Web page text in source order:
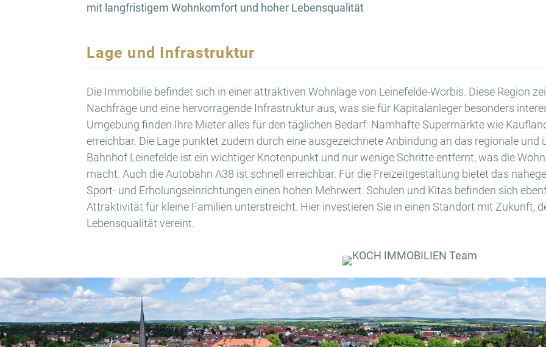
mit langfristigem Wohnkomfort und hoher Lebensqualität
Lage und Infrastruktur
Die Immobilie befindet sich in einer attraktiven Wohnlage von Leinefelde-Worbis. Diese Region
Nachfrage und eine hervorragende Infrastruktur aus, was sie für Kapitalanleger besonders
Umgebung finden Ihre Mieter alles für den täglichen Bedarf: Namhafte Supermärkte wie
erreichbar. Die Lage punktet zudem durch eine ausgezeichnete Anbindung an das regionale und
Bahnhof Leinefelde ist ein wichtiger Knotenpunkt und nur wenige Schritte entfernt, was die
macht. Auch die Autobahn A38 ist schnell erreichbar. Für die Freizeitgestaltung bietet das
Sport- und Erholungseinrichtungen einen hohen Mehrwert. Schulen und Kitas befinden sich
Attraktivität für kleine Familien unterstreicht. Hier investieren Sie in einen Standort mit Zukunft,
Lebensqualität vereint.